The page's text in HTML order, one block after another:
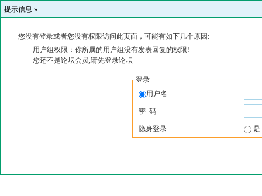
提示信息 »
您没有登录或者您没有权限访问此页面，可能有如下几个原因:
用户组权限：你所属的用户组没有发表回复的权限!
您还不是论坛会员,请先登录论坛
登录
用户名
密 码
隐身登录